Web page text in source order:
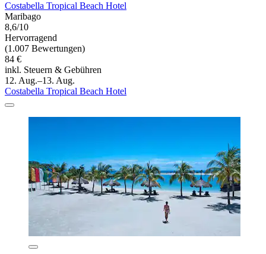
Costabella Tropical Beach Hotel
Maribago
8,6/10
Hervorragend
(1.007 Bewertungen)
84 €
inkl. Steuern & Gebühren
12. Aug.–13. Aug.
Costabella Tropical Beach Hotel